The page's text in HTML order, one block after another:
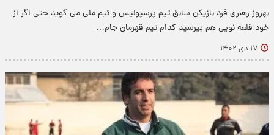
بهروز رهبری فرد بازیکن سابق تیم پرسپولیس و تیم ملی می گوید حتی اگر از
خود قلعه نویی هم بپرسید کدام تیم قهرمان جام…
۱۷ دی ۱۴۰۲